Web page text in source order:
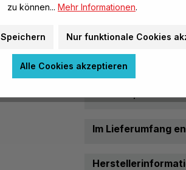
Durchmesser:
Garantie
Garantie:
Im Lieferumfang
zu können... Mehr Informationen.
Speichern Nur funktionale Cookies
Alle Cookies akzeptieren